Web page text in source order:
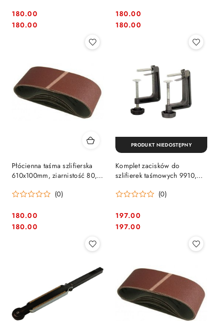
Cena:
180.00
Cena:
180.00 Cena:
180.00
Cena:
180.00
Płócienna taśma szlifierska
610x100mm, ziarnistość 80,
(0)
Cena:
180.00
Cena:
180.00
Komplet zacisków do
szlifierek taśmowych 9910,
[192694-6]
(0)
Cena:
197.00
Cena:
197.00
PRODUKT NIEDOSTĘPNY